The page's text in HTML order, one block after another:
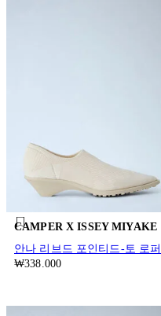
CAMPER X ISSEY MIYAKE
안나 리브드 포인티드-토 로퍼
₩338.000